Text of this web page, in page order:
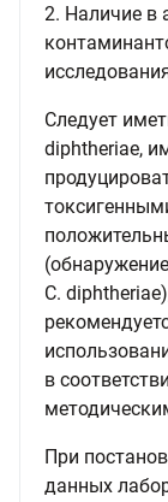
2. Наличие в
Следует
diphtheriae,
C.
в
При
данных